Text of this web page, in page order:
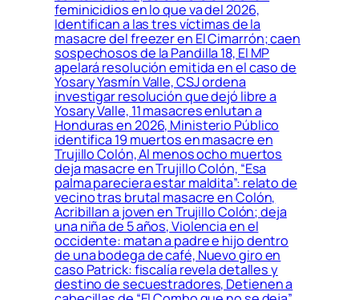
feminicidios en lo que va del 2026,
Identifican a las tres víctimas de la
masacre del freezer en El Cimarrón; caen
sospechosos de la Pandilla 18, El MP
apelará resolución emitida en el caso de
Yosary Yasmín Valle, CSJ ordena
investigar resolución que dejó libre a
Yosary Valle, 11 masacres enlutan a
Honduras en 2026, Ministerio Público
identifica 19 muertos en masacre en
Trujillo Colón, Al menos ocho muertos
deja masacre en Trujillo Colón, “Esa
palma pareciera estar maldita”: relato de
vecino tras brutal masacre en Colón,
Acribillan a joven en Trujillo Colón; deja
una niña de 5 años, Violencia en el
occidente: matan a padre e hijo dentro
de una bodega de café, Nuevo giro en
caso Patrick: fiscalía revela detalles y
destino de secuestradores, Detienen a